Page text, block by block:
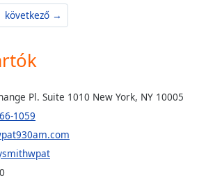
következő →
Pl. Suite 1010 New York, NY 10005
1059